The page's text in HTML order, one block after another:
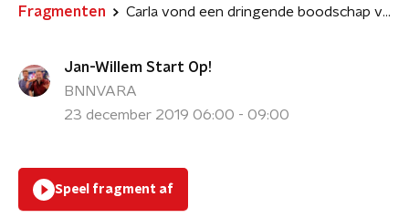
Fragmenten Carla vond een dringende boodschap van een gevangene op een knijper
Jan-Willem Start Op!
BNNVARA
23 december 2019 06:00 - 09:00
Speel fragment af